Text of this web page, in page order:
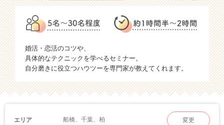
婚活・恋活のコツや、
具体的なテクニックを学べるセミナー。
自分磨きに役立つハウツーを専門家が教えてくれます。
エリア 船橋、千葉、柏 変更